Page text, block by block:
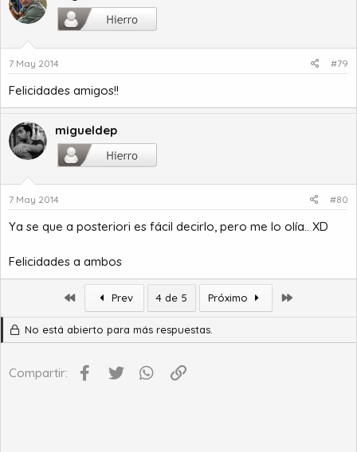
7 May 2014 #79
Felicidades amigos!!
migueldep
7 May 2014 #80
Ya se que a posteriori es fácil decirlo, pero me lo olía.. XD
Felicidades a ambos
PrimeroPrev 4 de 5 Próximo
No está abierto para más respuestas.
Compartir: Facebook
Twitter WhatsApp